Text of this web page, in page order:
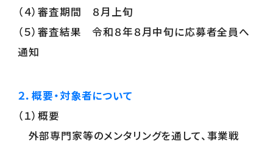
（４）審査期間 ８月上旬
（５）審査結果 令和８年８月中旬に応募者全員へ
通知
２．概要・対象者について
（１）概要
外部専門家等のメンタリングを通して、事業戦